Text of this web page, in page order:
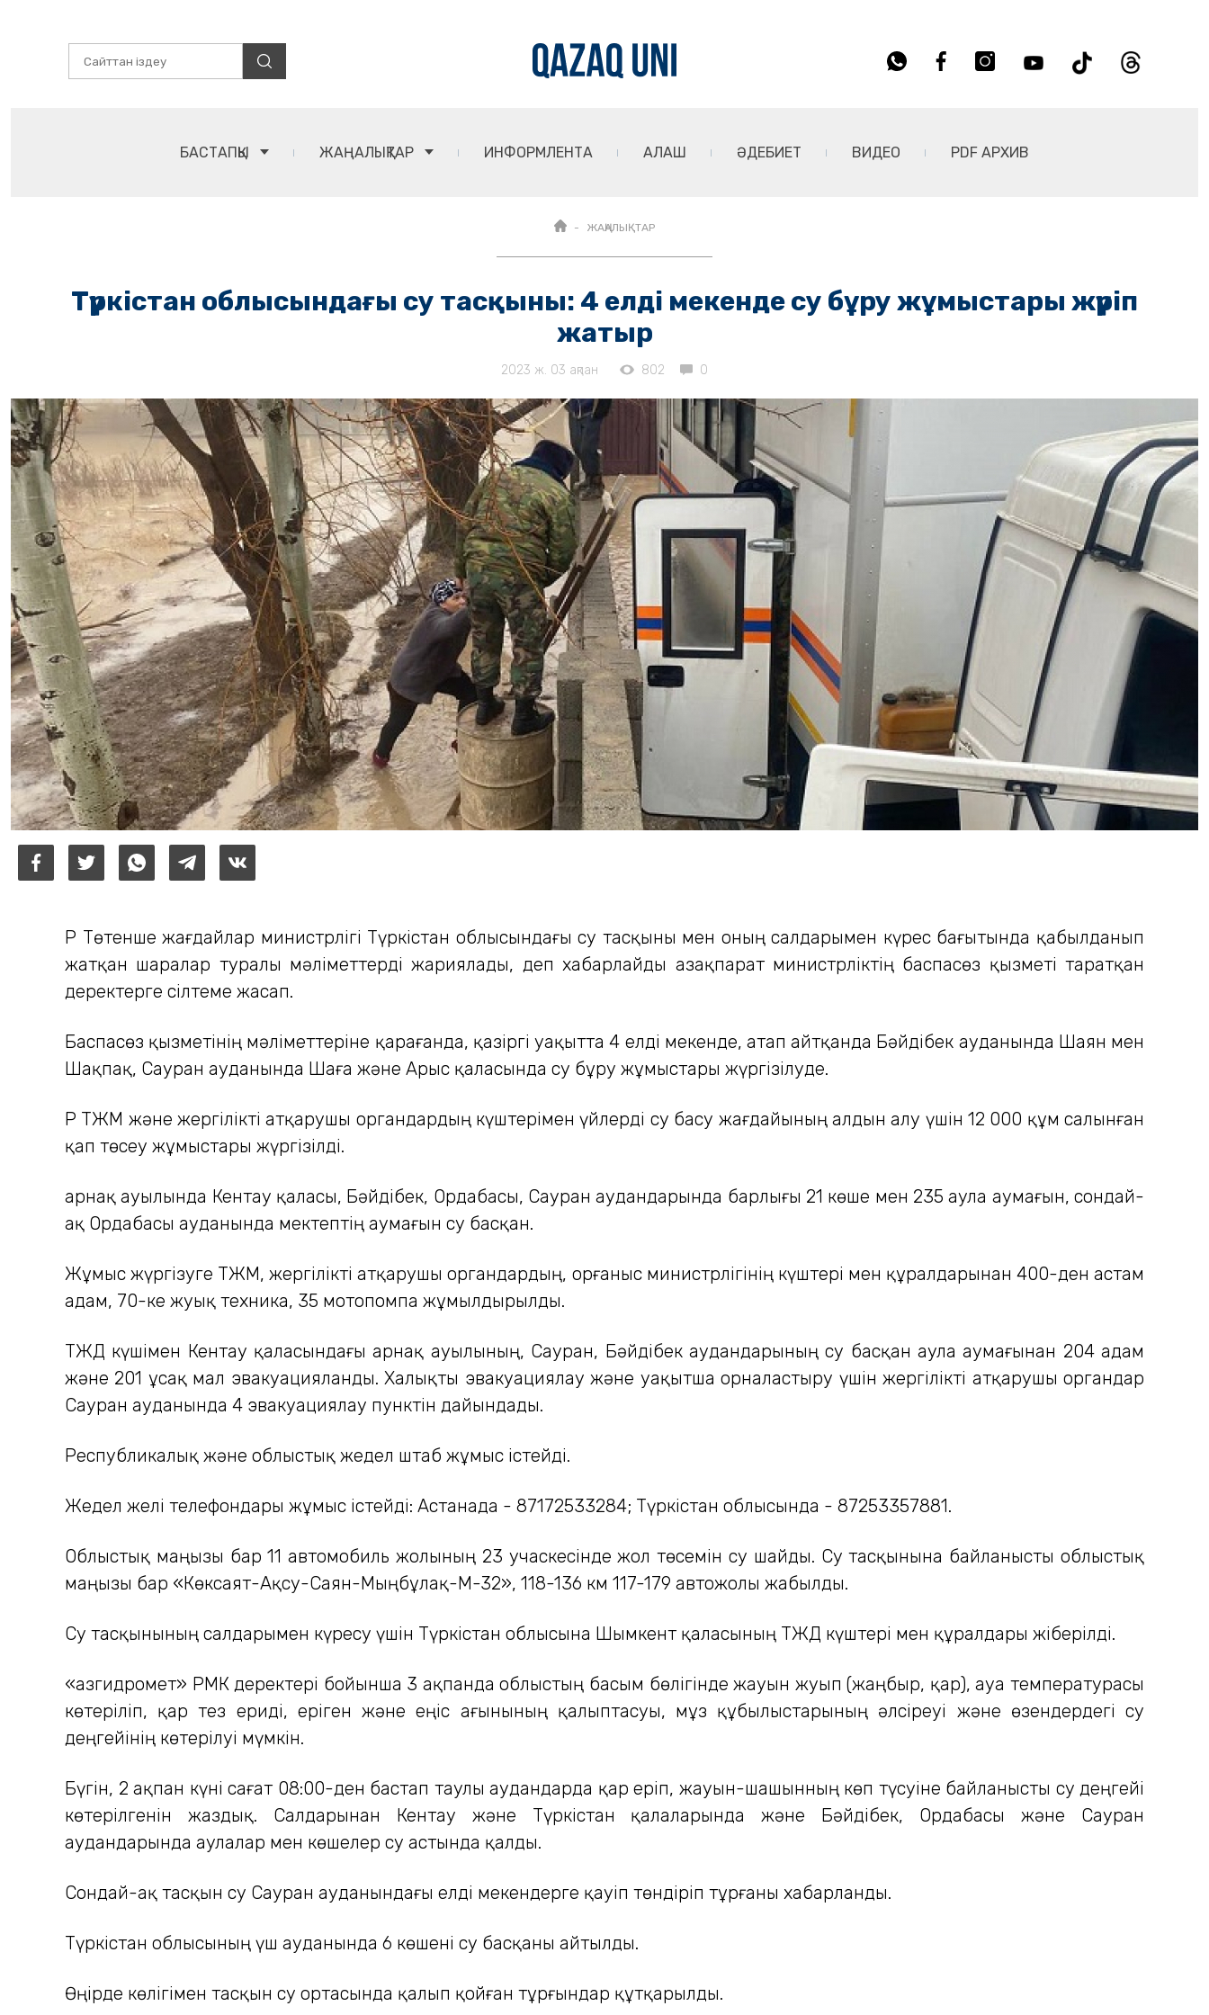
БАСТАПҚЫ ЖАҢАЛЫҚТАР ИНФОРМЛЕНТА АЛАШ ӘДЕБИЕТ ВИДЕО PDF АРХИВ
ЖАҢАЛЫҚТАР
Түркістан облысындағы су тасқыны: 4 елді мекенде су бұру жұмыстары жүріп
жатыр
2023 ж. 03 ақпан 802 0
ҚР Төтенше жағдайлар министрлігі Түркістан облысындағы су тасқыны мен оның салдарымен күрес бағытында қабылданып
жатқан шаралар туралы мәліметтерді жариялады, деп хабарлайды Қазақпарат министрліктің баспасөз қызметі таратқан
деректерге сілтеме жасап.
Баспасөз қызметінің мәліметтеріне қарағанда, қазіргі уақытта 4 елді мекенде, атап айтқанда Бәйдібек ауданында Шаян мен
Шақпақ, Сауран ауданында Шаға және Арыс қаласында су бұру жұмыстары жүргізілуде.
ҚР ТЖМ және жергілікті атқарушы органдардың күштерімен үйлерді су басу жағдайының алдын алу үшін 12 000 құм салынған
қап төсеу жұмыстары жүргізілді.
Қарнақ ауылында Кентау қаласы, Бәйдібек, Ордабасы, Сауран аудандарында барлығы 21 көше мен 235 аула аумағын, сондай-
ақ Ордабасы ауданында мектептің аумағын су басқан.
Жұмыс жүргізуге ТЖМ, жергілікті атқарушы органдардың, Қорғаныс министрлігінің күштері мен құралдарынан 400-ден астам
адам, 70-ке жуық техника, 35 мотопомпа жұмылдырылды.
ТЖД күшімен Кентау қаласындағы Қарнақ ауылының, Сауран, Бәйдібек аудандарының су басқан аула аумағынан 204 адам
және 201 ұсақ мал эвакуацияланды. Халықты эвакуациялау және уақытша орналастыру үшін жергілікті атқарушы органдар
Сауран ауданында 4 эвакуациялау пунктін дайындады.
Республикалық және облыстық жедел штаб жұмыс істейді.
Жедел желі телефондары жұмыс істейді: Астанада - 87172533284; Түркістан облысында - 87253357881.
Облыстық маңызы бар 11 автомобиль жолының 23 учаскесінде жол төсемін су шайды. Су тасқынына байланысты облыстық
маңызы бар «Көксаят-Ақсу-Саян-Мыңбұлақ-М-32», 118-136 км 117-179 автожолы жабылды.
Су тасқынының салдарымен күресу үшін Түркістан облысына Шымкент қаласының ТЖД күштері мен құралдары жіберілді.
«Қазгидромет» РМК деректері бойынша 3 ақпанда облыстың басым бөлігінде жауын жуып (жаңбыр, қар), ауа температурасы
көтеріліп, қар тез ериді, еріген және еңіс ағынының қалыптасуы, мұз құбылыстарының әлсіреуі және өзендердегі су
деңгейінің көтерілуі мүмкін.
Бүгін, 2 ақпан күні сағат 08:00-ден бастап таулы аудандарда қар еріп, жауын-шашынның көп түсуіне байланысты су деңгейі
көтерілгенін жаздық. Салдарынан Кентау және Түркістан қалаларында және Бәйдібек, Ордабасы және Сауран
аудандарында аулалар мен көшелер су астында қалды.
Сондай-ақ тасқын су Сауран ауданындағы елді мекендерге қауіп төндіріп тұрғаны хабарланды.
Түркістан облысының үш ауданында 6 көшені су басқаны айтылды.
Өңірде көлігімен тасқын су ортасында қалып қойған тұрғындар құтқарылды.